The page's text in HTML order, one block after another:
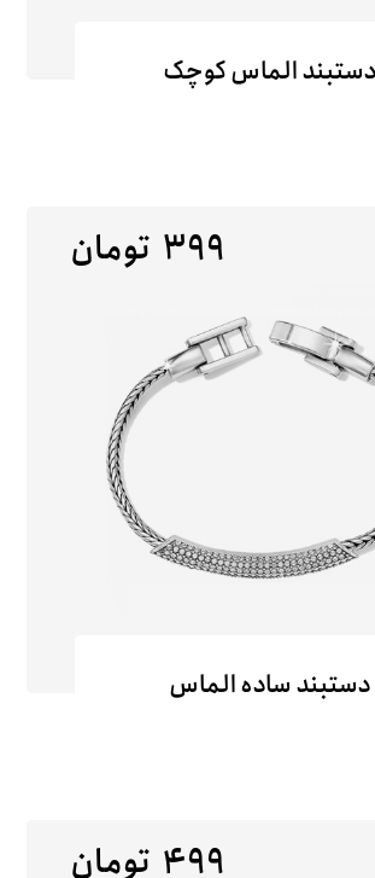
دستبند الماس کوچک
دستبند ساده الماس
۳۹۹ تومان
۴۹۹ تومان